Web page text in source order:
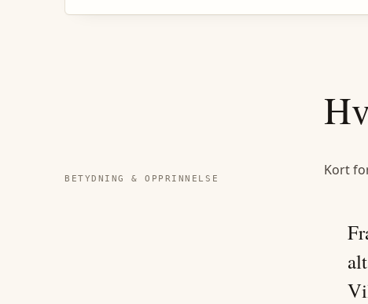
BETYDNING & OPPRINNELSE
Kort